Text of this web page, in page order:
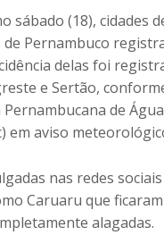
sábado (18), cidades
Pernambuco
delas foi
e Sertão,
de
em aviso
nas redes
Caruaru que
alagadas.